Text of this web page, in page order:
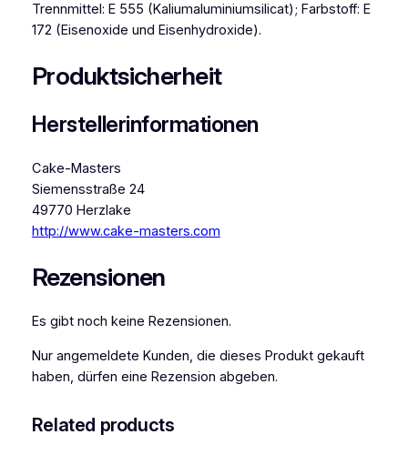
Trennmittel: E 555 (Kaliumaluminiumsilicat); Farbstoff: E
172 (Eisenoxide und Eisenhydroxide).
Produktsicherheit
Herstellerinformationen
Cake-Masters
Siemensstraße 24
49770 Herzlake
http://www.cake-masters.com
Rezensionen
Es gibt noch keine Rezensionen.
Nur angemeldete Kunden, die dieses Produkt gekauft
haben, dürfen eine Rezension abgeben.
Related products